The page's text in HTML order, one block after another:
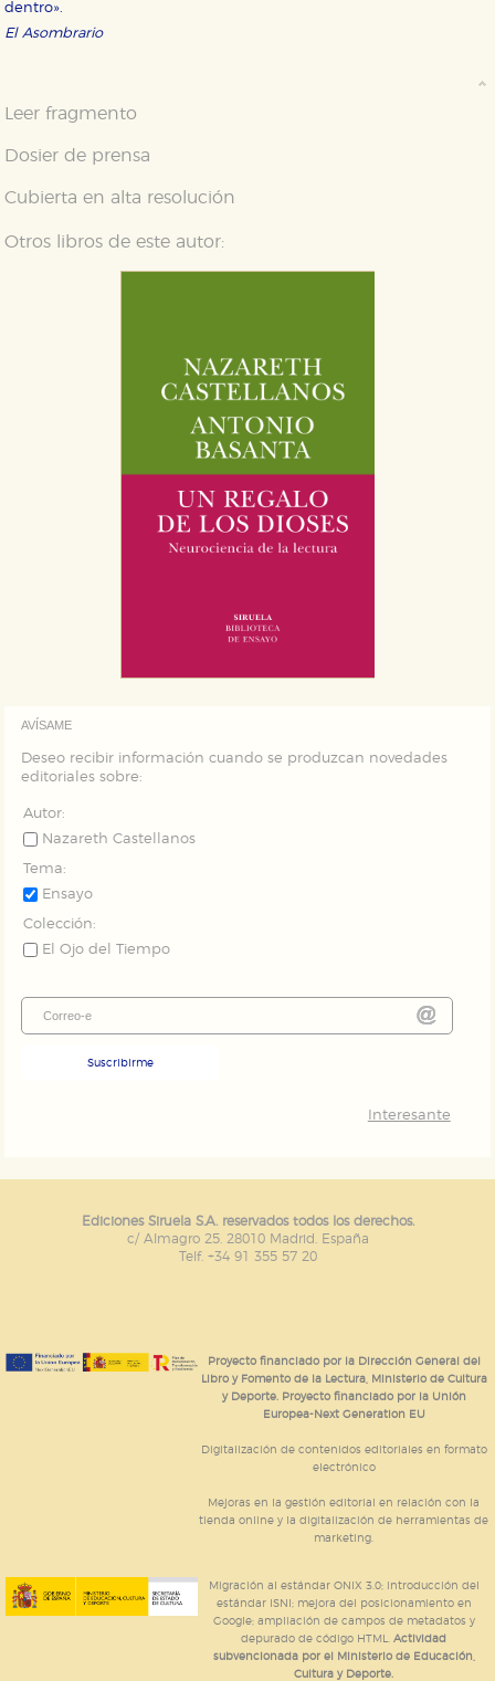
dentro».
El Asombrario
Leer fragmento
Dosier de prensa
Cubierta en alta resolución
Otros libros de este autor:
AVÍSAME
Deseo recibir información cuando se produzcan novedades
editoriales sobre:
Autor:
Nazareth Castellanos
Tema:
Ensayo
Colección:
El Ojo del Tiempo
Suscribirme
Interesante
Ediciones Siruela S.A. reservados todos los derechos.
c/ Almagro 25. 28010 Madrid. España
Telf. +34 91 355 57 20
Proyecto financiado por la Dirección General del
Libro y Fomento de la Lectura, Ministerio de Cultura
y Deporte. Proyecto financiado por la Unión
Europea-Next Generation EU
Digitalización de contenidos editoriales en formato
electrónico
Mejoras en la gestión editorial en relación con la
tienda online y la digitalización de herramientas de
marketing.
Migración al estándar ONIX 3.0; introducción del
estándar ISNI; mejora del posicionamiento en
Google; ampliación de campos de metadatos y
depurado de código HTML.Actividad
subvencionada por el Ministerio de Educación,
Cultura y Deporte.